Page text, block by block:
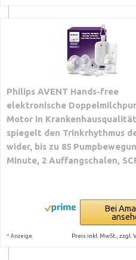
Philips AVENT Hands-free
elektronische
Motor in
spiegelt den Trinkrhythmus
wider, bis zu 85
Minute, 2 Auffangschalen,
Bei
* Anzeige Preis inkl. MwSt., zzgl.